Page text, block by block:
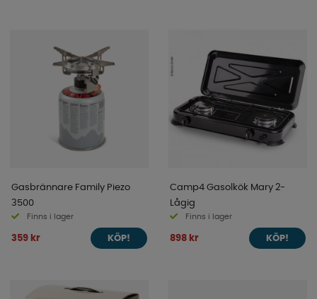
Gasbrännare Family Piezo
3500
Finns i lager
359 kr KÖP!
Camp4 Gasolkök Mary 2-
Lågig
Finns i lager
898 kr KÖP!